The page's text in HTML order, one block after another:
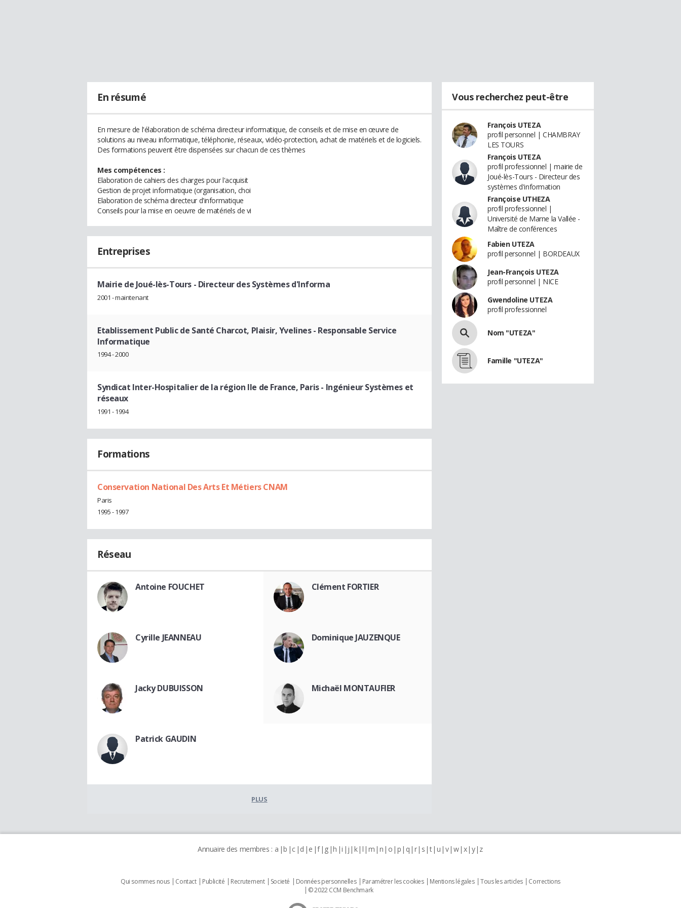
En résumé
En mesure de l'élaboration de schéma directeur informatique, de conseils et de mise en œuvre de
solutions au niveau informatique, téléphonie, réseaux, vidéo-protection, achat de matériels et de logiciels.
Des formations peuvent être dispensées sur chacun de ces thèmes
Mes compétences :
Elaboration de cahiers des charges pour l'acquisit
Gestion de projet informatique (organisation, choi
Elaboration de schéma directeur d'informatique
Conseils pour la mise en oeuvre de matériels de vi
Entreprises
Mairie de Joué-lès-Tours- Directeur des Systèmes d'Informa
2001 - maintenant
Etablissement Public de Santé Charcot, Plaisir, Yvelines- Responsable Service
Informatique
1994 - 2000
Syndicat Inter-Hospitalier de la région Ile de France, Paris- Ingénieur Systèmes et
réseaux
1991 - 1994
Formations
Conservation National Des Arts Et Métiers CNAM
Paris
1995 - 1997
Réseau
Antoine FOUCHET Clément FORTIER
Cyrille JEANNEAU Dominique JAUZENQUE
Jacky DUBUISSON Michaël MONTAUFIER
Patrick GAUDIN
PLUS
Vous recherchez peut-être
François UTEZA
profil personnel | CHAMBRAY
LES TOURS
François UTEZA
profil professionnel | mairie de
Joué-lès-Tours - Directeur des
systèmes d'information
Françoise UTHEZA
profil professionnel |
Université de Marne la Vallée -
Maître de conférences
Fabien UTEZA
profil personnel | BORDEAUX
Jean-François UTEZA
profil personnel | NICE
Gwendoline UTEZA
profil professionnel
Nom "UTEZA"
Famille "UTEZA"
Annuaire des membres : a b c d e f g h i j k l m n o p q r s t u v w x y z
Qui sommes nous Contact Publicité Recrutement Societé Données personnelles Paramétrer les cookies Mentions légales Tous les articles
Corrections
© 2022 CCM Benchmark